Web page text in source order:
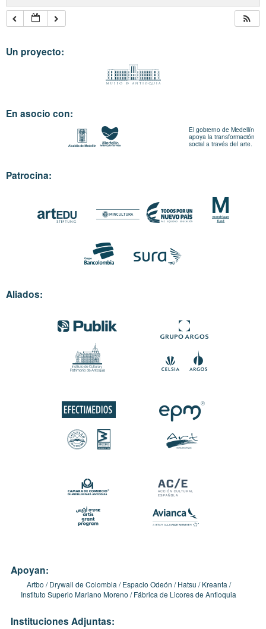
Un proyecto:
En asocio con:
El gobierno de Medellín
apoya la transformación
social a través del arte.
Patrocina:
Aliados:
Apoyan:
Artbo Drywall de Colombia Espacio Odeón Hatsu
Kreanta
Instituto Superio Mariano Moreno
Fábrica de Licores de Antioquia
Instituciones Adjuntas: